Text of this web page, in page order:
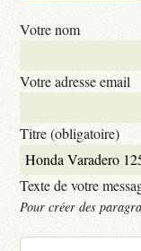
Votre nom
Votre adresse email
Titre (obligatoire)
Texte de votre
Pour créer des